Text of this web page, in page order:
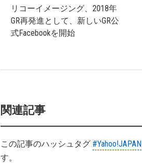
リコーイメージング、2018年
GR再発進として、新しいGR公
式Facebookを開始
関連記事
この記事のハッシュタグ #Yahoo!JAPAN
す。